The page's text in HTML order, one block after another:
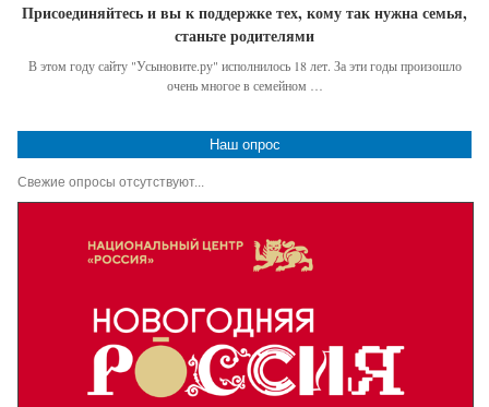
Присоединяйтесь и вы к поддержке тех, кому так нужна семья,
станьте родителями
В этом году сайту "Усыновите.ру" исполнилось 18 лет. За эти годы произошло
очень многое в семейном …
Наш опрос
Свежие опросы отсутствуют...